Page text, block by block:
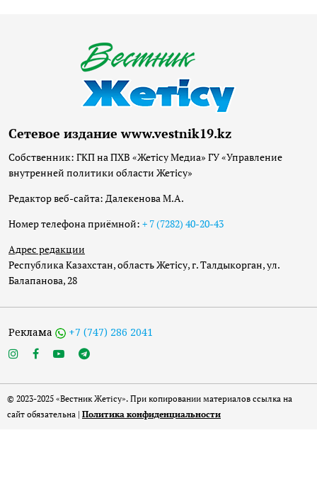
Сетевое издание www.vestnik19.kz
Собственник: ГКП на ПХВ «Жетісу Медиа» ГУ «Управление
внутренней политики области Жетісу»
Редактор веб-сайта: Далекенова М.А.
Номер телефона приёмной: + 7 (7282) 40-20-43
Адрес редакции
Республика Казахстан, область Жетісу, г. Талдыкорган, ул.
Балапанова, 28
Реклама +7 (747) 286 2041
© 2023-2025 «Вестник Жетісу». При копировании материалов ссылка на
сайт обязательна | Политика конфиденциальности